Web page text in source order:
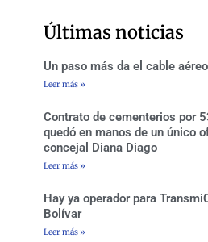
k
-
a
m
Últimas noticias
Un paso más da el cable
Leer más »
Contrato de cementerios por
quedó en manos de un único
concejal Diana Diago
Leer más »
Hay ya operador para
Bolívar
Leer más »